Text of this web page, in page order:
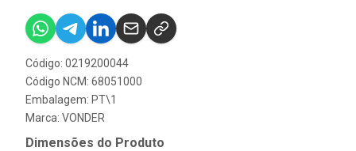
Código: 0219200044
Código NCM: 68051000
Embalagem: PT\1
Marca: VONDER
Dimensões do Produto